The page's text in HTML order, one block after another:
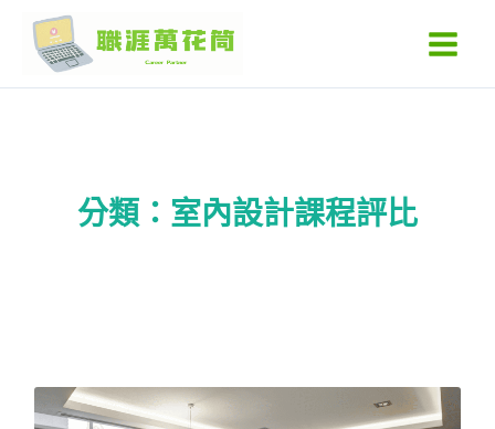
Main
分類：室內設計課程評比